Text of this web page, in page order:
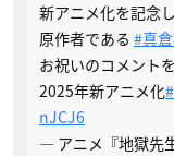
新アニメ化を記念し
原作者である #真
お祝いのコメント
2025年新アニメ化
nJCJ6
— アニメ『地獄先